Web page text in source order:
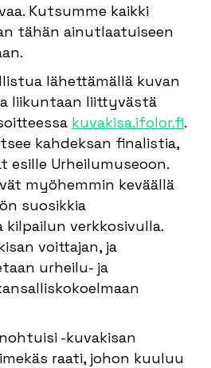
Kutsumme kaikki
tähän ainutlaatuiseen
lähettämällä kuvan
liikuntaan liittyvästä
kuvakisa.ifolor.fi.
kahdeksan finalistia,
esille Urheilumuseoon.
myöhemmin keväällä
suosikkia
kilpailun verkkosivulla.
voittajan, ja
urheilu- ja
-kuvakisan
raati, johon kuuluu